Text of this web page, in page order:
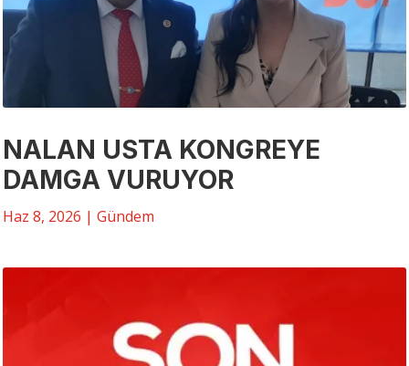
NALAN USTA KONGREYE
DAMGA VURUYOR
Haz 8, 2026 | Gündem